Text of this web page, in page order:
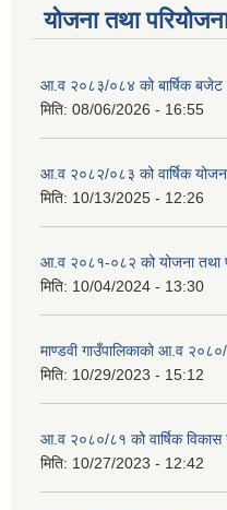
योजना तथा
आ.व २०८३/०८४ को बार्षिक बजेट
मिति: 08/06/2026 - 16:55
आ.व २०८२/०८३ को वार्षिक
मिति: 10/13/2025 - 12:26
आ.व २०८१-०८२ को योजना तथा
मिति: 10/04/2024 - 13:30
माण्डवी गाउँपालिकाको आ.व
मिति: 10/29/2023 - 15:12
आ.व २०८०/८१ को वार्षिक विकास
मिति: 10/27/2023 - 12:42